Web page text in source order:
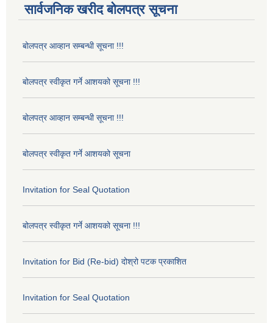
सार्वजनिक खरीद बोलपत्र सूचना
बोलपत्र आव्हान सम्बन्धी सूचना !!!
बोलपत्र स्वीकृत गर्ने आशयको सूचना !!!
बोलपत्र आव्हान सम्बन्धी सूचना !!!
बोलपत्र स्वीकृत गर्ने आशयको सूचना
Invitation for Seal Quotation
बोलपत्र स्वीकृत गर्ने आशयको सूचना !!!
Invitation for Bid (Re-bid) दोश्रो पटक प्रकाशित
Invitation for Seal Quotation